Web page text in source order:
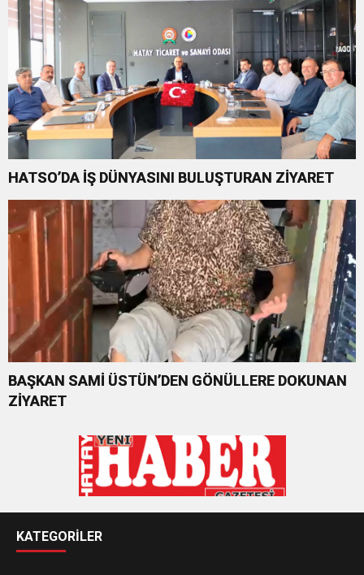
HATSO’DA İŞ DÜNYASINI BULUŞTURAN ZİYARET
BAŞKAN SAMİ ÜSTÜN’DEN GÖNÜLLERE DOKUNAN
ZİYARET
KATEGORİLER